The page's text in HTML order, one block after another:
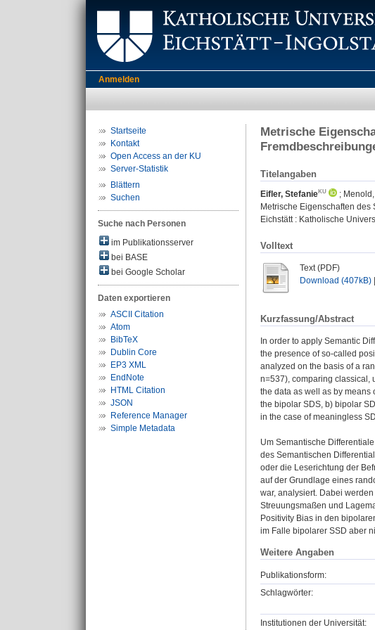
Anmelden
Startseite
Kontakt
Open Access an der KU
Server-Statistik
Blättern
Suchen
Suche nach Personen
im Publikationsserver
bei BASE
bei Google Scholar
Daten exportieren
ASCII Citation
Atom
BibTeX
Dublin Core
EP3 XML
EndNote
HTML Citation
JSON
Reference Manager
Simple Metadata
Metrische
Titelangaben
Eifler, Stefanie ;
Metrische Eigenschaften
Eichstätt : Katholische
Volltext
Text (PDF)
Download (407kB)
Kurzfassung/Abstract
In order to apply Semantic
the presence of so-called
analyzed on the basis of a
n=537), comparing classical,
the data as well as by means
the bipolar SDS, b) bipolar
in the case of meaningless
Um Semantische
des Semantischen
oder die Leserichtung der
auf der Grundlage eines
war, analysiert. Dabei
Streuungsmaßen und
Positivity Bias in den
im Falle bipolarer SSD aber
Weitere Angaben
Publikationsform:
Schlagwörter:
Institutionen der Universität: